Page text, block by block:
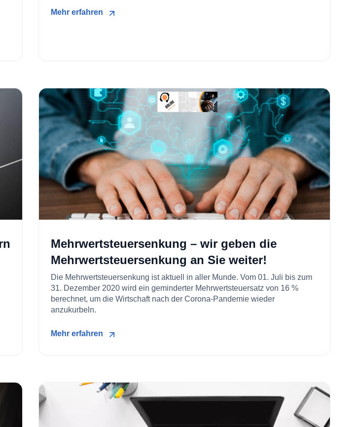
Mehr erfahren
Mehrwertsteuersenkung – wir geben die
Mehrwertsteuersenkung an Sie weiter!
Die Mehrwertsteuersenkung ist aktuell in aller Munde. Vom 01. Juli bis zum
31. Dezember 2020 wird ein geminderter Mehrwertsteuersatz von 16 %
berechnet, um die Wirtschaft nach der Corona-Pandemie wieder
anzukurbeln.
Mehr erfahren